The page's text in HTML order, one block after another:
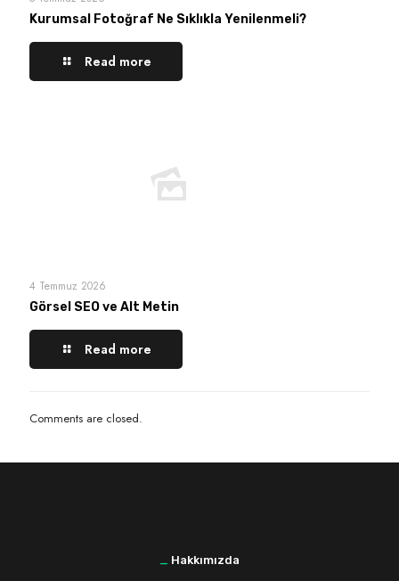
Kurumsal Fotoğraf Ne Sıklıkla Yenilenmeli?
Read more
4 Temmuz 2026
Görsel SEO ve Alt Metin
Read more
Comments are closed.
_ Hakkımızda